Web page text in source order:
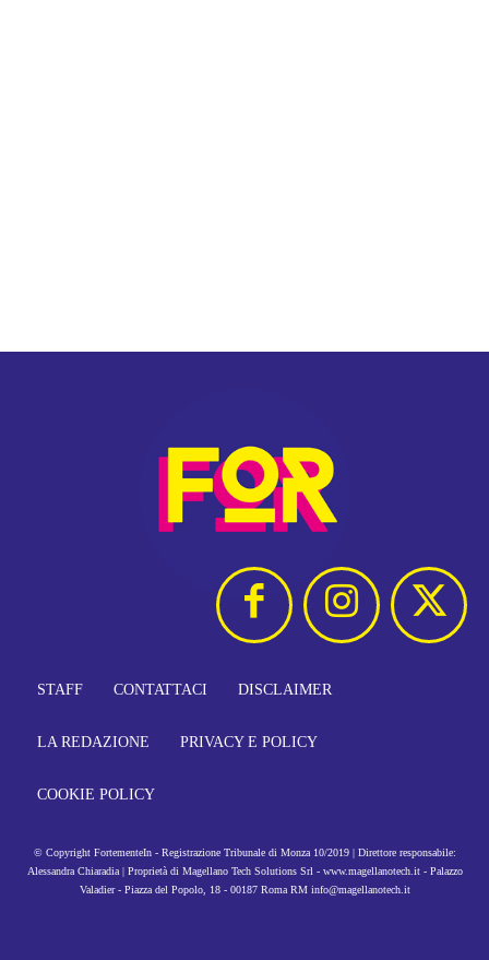
STAFF CONTATTACI DISCLAIMER
LA REDAZIONE PRIVACY E POLICY
COOKIE POLICY
© Copyright FortementeIn - Registrazione Tribunale di Monza 10/2019 | Direttore responsabile:
Alessandra Chiaradia | Proprietà di Magellano Tech Solutions Srl - www.magellanotech.it - Palazzo
Valadier - Piazza del Popolo, 18 - 00187 Roma RM info@magellanotech.it